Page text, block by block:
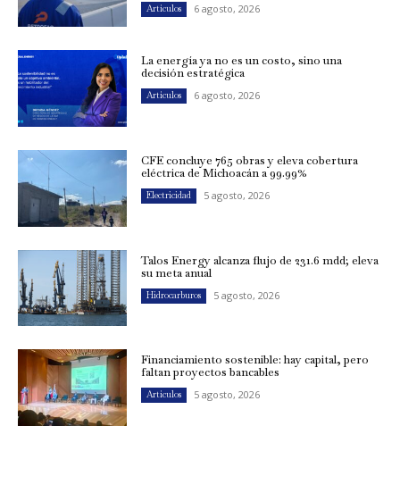
Artículos 6 agosto, 2026
La energía ya no es un costo, sino una
decisión estratégica
Artículos 6 agosto, 2026
CFE concluye 765 obras y eleva cobertura
eléctrica de Michoacán a 99.99%
Electricidad 5 agosto, 2026
Talos Energy alcanza flujo de 231.6 mdd; eleva
su meta anual
Hidrocarburos 5 agosto, 2026
Financiamiento sostenible: hay capital, pero
faltan proyectos bancables
Artículos 5 agosto, 2026